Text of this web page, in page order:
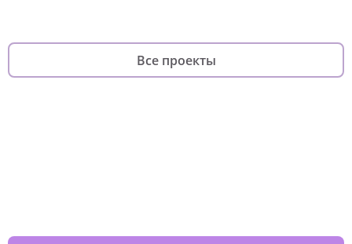
Все проекты